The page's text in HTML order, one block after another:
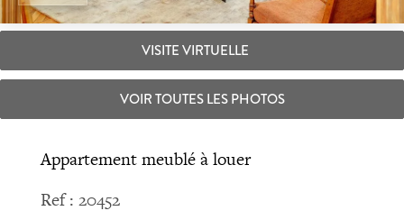
VISITE VIRTUELLE
VOIR TOUTES LES PHOTOS
Appartement meublé à louer
Ref : 20452